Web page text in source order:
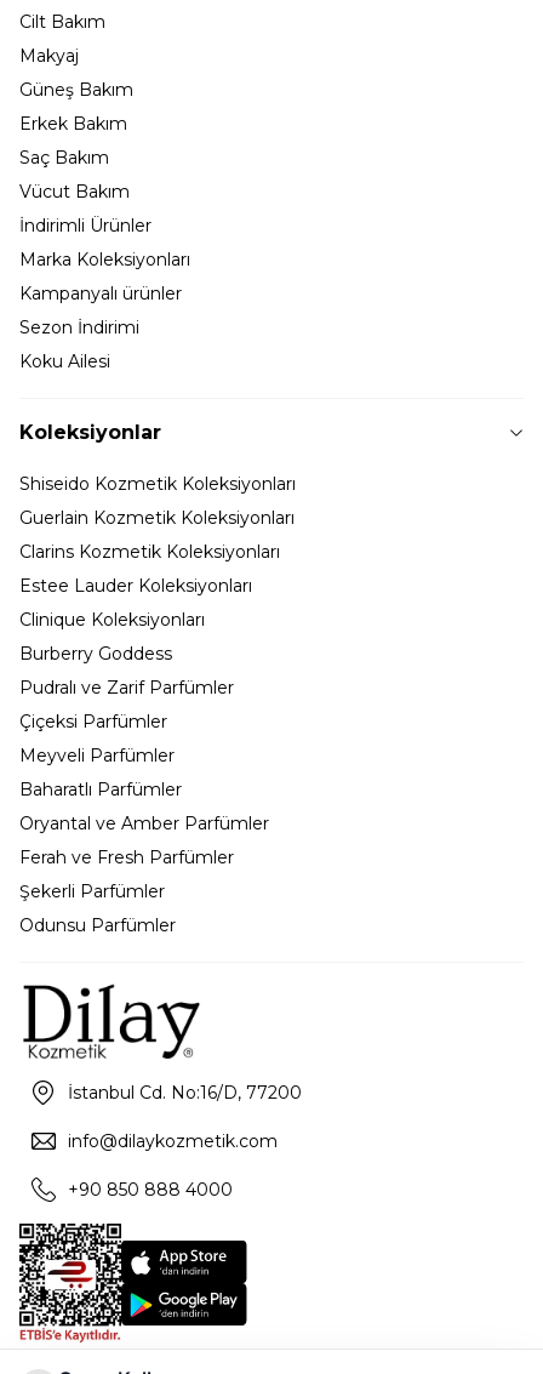
Cilt Bakım
Makyaj
Güneş Bakım
Erkek Bakım
Saç Bakım
Vücut Bakım
İndirimli Ürünler
Marka Koleksiyonları
Kampanyalı ürünler
Sezon İndirimi
Koku Ailesi
Koleksiyonlar
Shiseido Kozmetik Koleksiyonları
Guerlain Kozmetik Koleksiyonları
Clarins Kozmetik Koleksiyonları
Estee Lauder Koleksiyonları
Clinique Koleksiyonları
Burberry Goddess
Pudralı ve Zarif Parfümler
Çiçeksi Parfümler
Meyveli Parfümler
Baharatlı Parfümler
Oryantal ve Amber Parfümler
Ferah ve Fresh Parfümler
Şekerli Parfümler
Odunsu Parfümler
İstanbul Cd. No:16/D, 77200
info@dilaykozmetik.com
+90 850 888 4000